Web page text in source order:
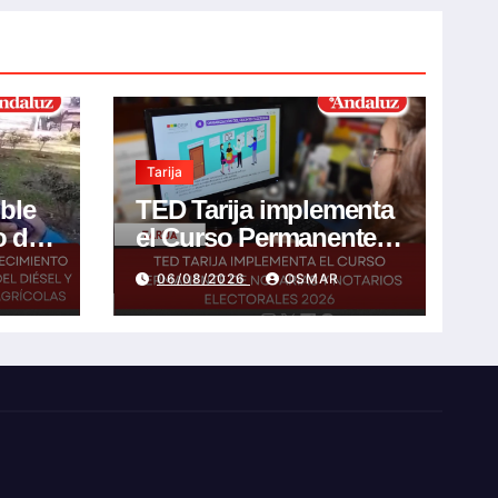
de
y
Tarija
TED Tarija implementa
el Curso Permanente
de Notarias y Notarios
Electorales 2026
06/08/2026 OSMAR